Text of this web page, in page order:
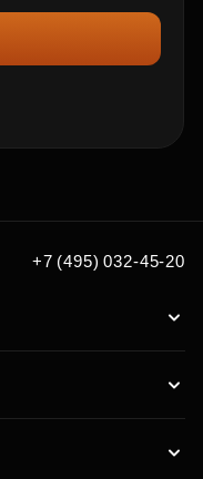
+7 (495) 032-45-20